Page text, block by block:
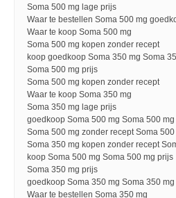
Soma 500 mg lage prijs
Waar te bestellen Soma 500 mg
Waar te koop Soma 500 mg
Soma 500 mg kopen zonder recept
koop goedkoop Soma 350 mg Soma
Soma 500 mg prijs
Soma 500 mg kopen zonder recept
Waar te koop Soma 350 mg
Soma 350 mg lage prijs
goedkoop Soma 500 mg Soma 500
Soma 500 mg zonder recept Soma
Soma 350 mg kopen zonder recept
koop Soma 500 mg Soma 500 mg prijs
Soma 350 mg prijs
goedkoop Soma 350 mg Soma 350
Waar te bestellen Soma 350 mg